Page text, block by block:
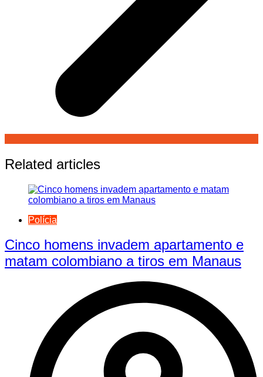
Related articles
Polícia
Cinco homens invadem apartamento e
matam colombiano a tiros em Manaus